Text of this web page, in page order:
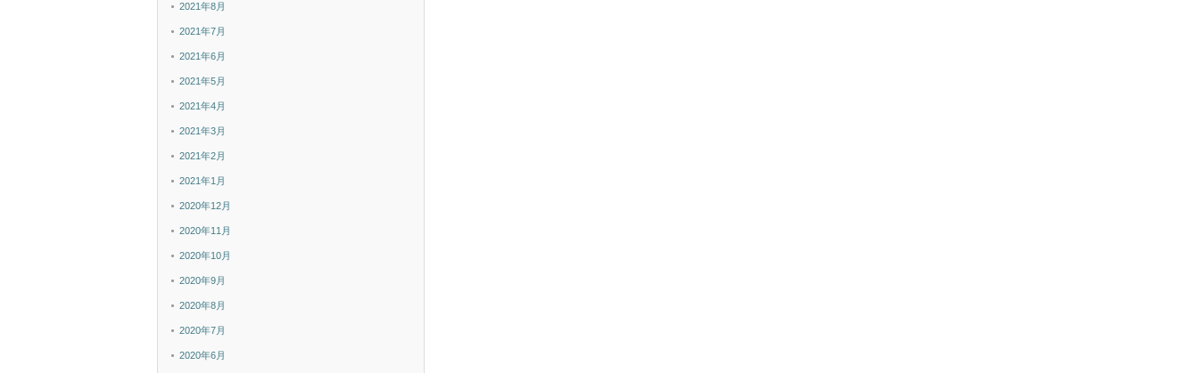
2021年8月
2021年7月
2021年6月
2021年5月
2021年4月
2021年3月
2021年2月
2021年1月
2020年12月
2020年11月
2020年10月
2020年9月
2020年8月
2020年7月
2020年6月